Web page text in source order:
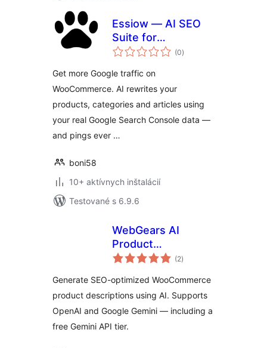
Essiow — AI SEO
Suite for
WooCommerce
(0celkové
hodnotenie
)
Get more Google traffic on
WooCommerce. AI rewrites your
products, categories and articles using
your real Google Search Console data —
and pings ever …
boni58
10+ aktívnych inštalácií
Testované s 6.9.6
WebGears AI
Product
Descriptions for
(2celkové
hodnotenie
)
Generate SEO-optimized WooCommerce
product descriptions using AI. Supports
OpenAI and Google Gemini — including a
free Gemini API tier.